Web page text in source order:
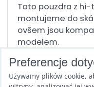
Tato pouzdra z
montujeme do
ovšem jsou
modelem.
Na jeden pár je
Cena za 1 kus
Preferencje
Używamy plików cookie,